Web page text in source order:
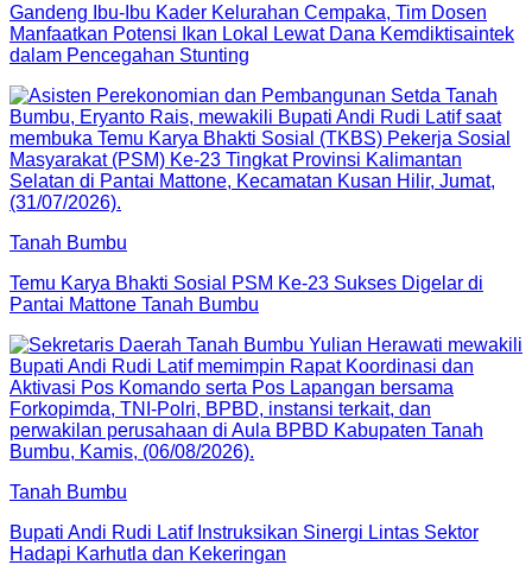
Gandeng Ibu-Ibu Kader Kelurahan Cempaka, Tim Dosen
Manfaatkan Potensi Ikan Lokal Lewat Dana Kemdiktisaintek
dalam Pencegahan Stunting
Tanah Bumbu
Temu Karya Bhakti Sosial PSM Ke-23 Sukses Digelar di
Pantai Mattone Tanah Bumbu
Tanah Bumbu
Bupati Andi Rudi Latif Instruksikan Sinergi Lintas Sektor
Hadapi Karhutla dan Kekeringan